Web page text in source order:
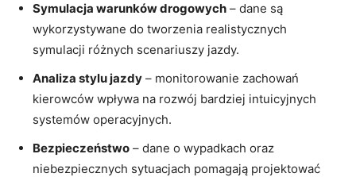
Symulacja warunków drogowych – dane są
wykorzystywane do tworzenia realistycznych
symulacji różnych scenariuszy jazdy.
Analiza stylu jazdy – monitorowanie zachowań
kierowców wpływa na rozwój bardziej intuicyjnych
systemów operacyjnych.
Bezpieczeństwo – dane o wypadkach oraz
niebezpiecznych sytuacjach pomagają projektować